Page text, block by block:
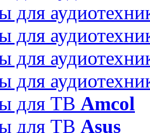
для
для
для
для
для ТВ Amcol
для ТВ Asus